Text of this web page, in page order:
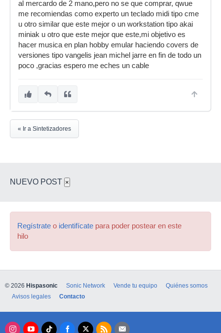
al mercardo de 2 mano,pero no se que comprar, qwue
me recomiendas como experto un teclado midi tipo cme
u otro similar que este mejor o un workstation tipo akai
miniak u otro que este mejor que este,mi objetivo es
hacer musica en plan hobby emular haciendo covers de
versiones tipo vangelis jean michel jarre en fin de todo un
poco ,gracias espero me eches un cable
« Ir a Sintetizadores
NUEVO POST ×
Regístrate o identifícate para poder postear en este
hilo
© 2026 Hispasonic Sonic Network Vende tu equipo
Quiénes somos
Avisos legales
Contacto